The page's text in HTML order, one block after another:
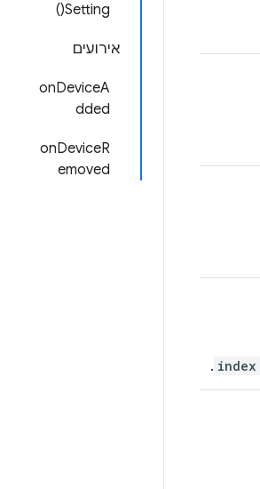
Setting()
אירועים
onDeviceA
dded
onDeviceR
emoved
index
.